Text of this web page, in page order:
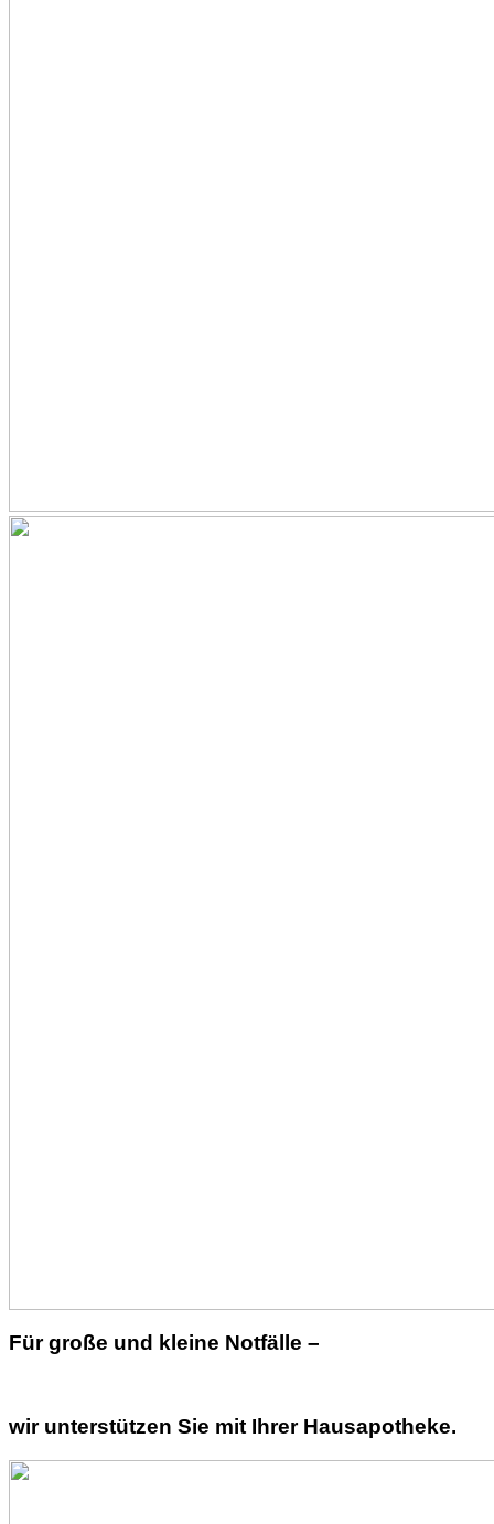
Für große und kleine Notfälle –
wir unterstützen Sie mit Ihrer Hausapotheke.